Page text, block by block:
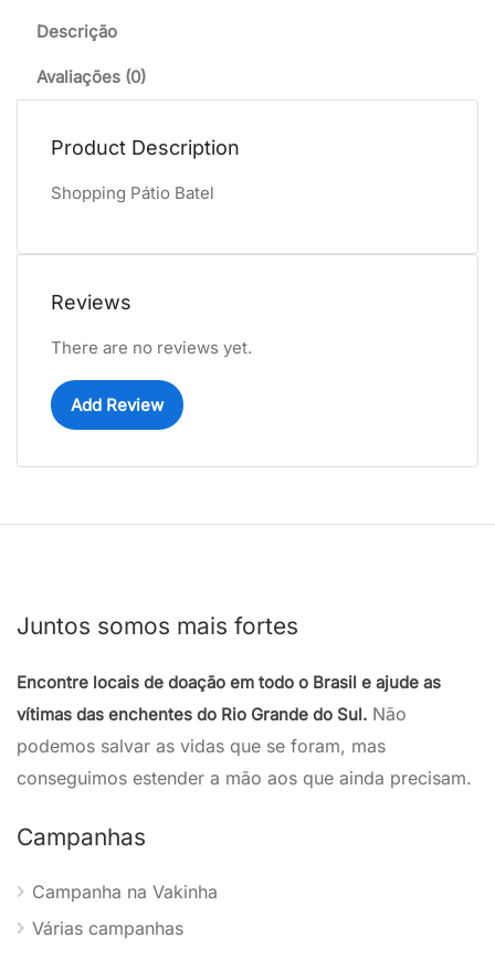
Descrição
Avaliações (0)
Product Description
Shopping Pátio Batel
Reviews
There are no reviews yet.
Add Review
Juntos somos mais fortes
Encontre locais de doação em todo o Brasil e ajude as
vítimas das enchentes do Rio Grande do Sul. Não
podemos salvar as vidas que se foram, mas
conseguimos estender a mão aos que ainda precisam.
Campanhas
Campanha na Vakinha
Várias campanhas